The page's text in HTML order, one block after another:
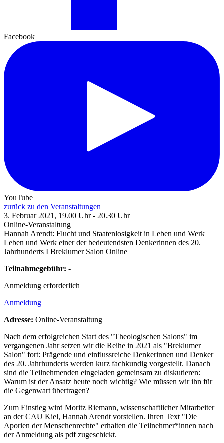
Facebook
YouTube
zurück zu den Veranstaltungen
3. Februar 2021, 19.00 Uhr - 20.30 Uhr
Online-Veranstaltung
Hannah Arendt: Flucht und Staatenlosigkeit in Leben und Werk
Leben und Werk einer der bedeutendsten Denkerinnen des 20.
Jahrhunderts I Breklumer Salon Online
Teilnahmegebühr: -
Anmeldung erforderlich
Anmeldung
Adresse: Online-Veranstaltung
Nach dem erfolgreichen Start des "Theologischen Salons" im
vergangenen Jahr setzen wir die Reihe in 2021 als "Breklumer
Salon" fort: Prägende und einflussreiche Denkerinnen und Denker
des 20. Jahrhunderts werden kurz fachkundig vorgestellt. Danach
sind die Teilnehmenden eingeladen gemeinsam zu diskutieren:
Warum ist der Ansatz heute noch wichtig? Wie müssen wir ihn für
die Gegenwart übertragen?
Zum Einstieg wird Moritz Riemann, wissenschaftlicher Mitarbeiter
an der CAU Kiel, Hannah Arendt vorstellen. Ihren Text "Die
Aporien der Menschenrechte" erhalten die Teilnehmer*innen nach
der Anmeldung als pdf zugeschickt.